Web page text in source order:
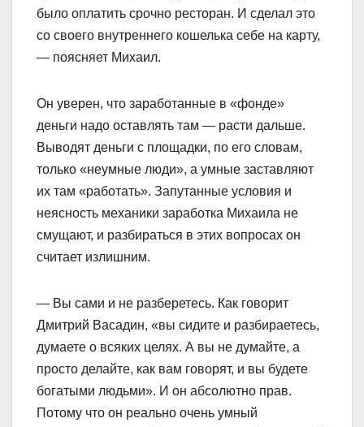
было оплатить срочно ресторан. И сделал это
со своего внутреннего кошелька себе на карту,
— поясняет Михаил.
Он уверен, что заработанные в «фонде»
деньги надо оставлять там — расти дальше.
Выводят деньги с площадки, по его словам,
только «неумные люди», а умные заставляют
их там «работать». Запутанные условия и
неясность механики заработка Михаила не
смущают, и разбираться в этих вопросах он
считает излишним.
— Вы сами и не разберетесь. Как говорит
Дмитрий Васадин, «вы сидите и разбираетесь,
думаете о всяких целях. А вы не думайте, а
просто делайте, как вам говорят, и вы будете
богатыми людьми». И он абсолютно прав.
Потому что он реально очень умный